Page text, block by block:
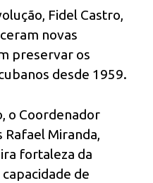
Fidel Castro,
novas
preservar os
desde 1959.
o Coordenador
Rafael Miranda,
fortaleza da
de